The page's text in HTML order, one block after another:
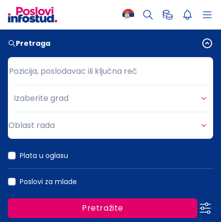
Pretraga
Pozicija, poslodavac ili ključna reč
Pozicija, poslodavac ili ključna reč
Grad
Izaberite grad
Oblast rada
Plata u oglasu
Poslovi za mlade
Pretražite